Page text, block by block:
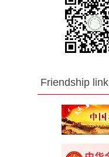
Friendship link